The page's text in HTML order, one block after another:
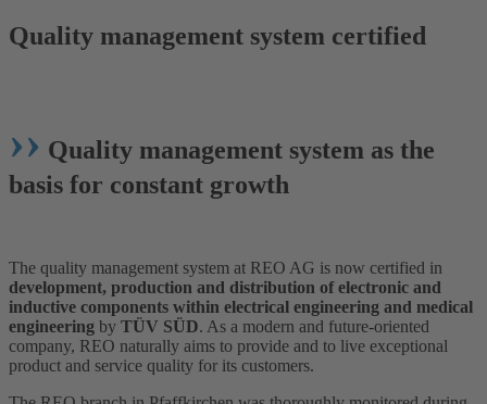
Quality management system certified
›› Quality management system as the
basis for constant growth
The quality management system at REO AG is now certified in
development, production and distribution of electronic and
inductive components within electrical engineering and medical
engineering by TÜV SÜD. As a modern and future-oriented
company, REO naturally aims to provide and to live exceptional
product and service quality for its customers.